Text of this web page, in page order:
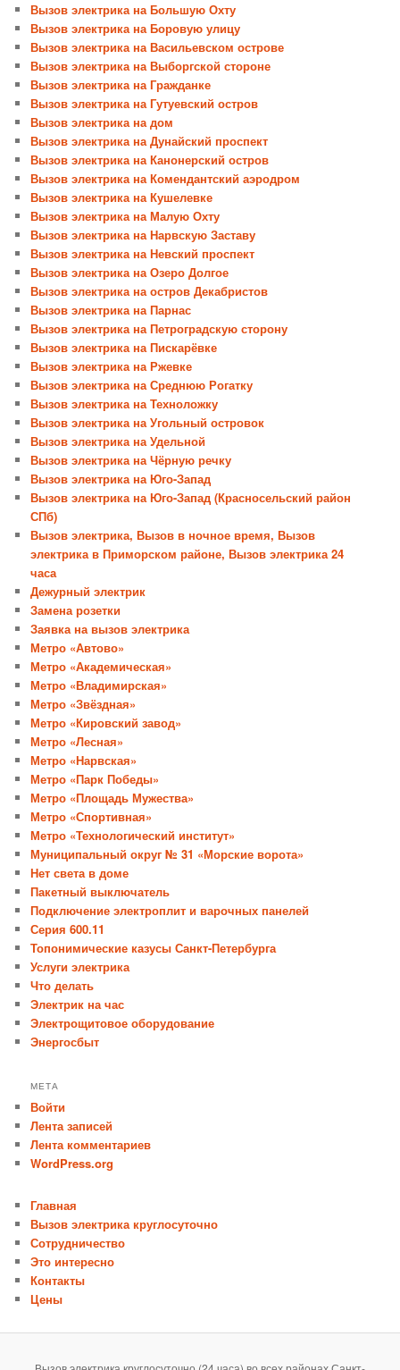
Вызов электрика на Большую Охту
Вызов электрика на Боровую улицу
Вызов электрика на Васильевском острове
Вызов электрика на Выборгской стороне
Вызов электрика на Гражданке
Вызов электрика на Гутуевский остров
Вызов электрика на дом
Вызов электрика на Дунайский проспект
Вызов электрика на Канонерский остров
Вызов электрика на Комендантский аэродром
Вызов электрика на Кушелевке
Вызов электрика на Малую Охту
Вызов электрика на Нарвскую Заставу
Вызов электрика на Невский проспект
Вызов электрика на Озеро Долгое
Вызов электрика на остров Декабристов
Вызов электрика на Парнас
Вызов электрика на Петроградскую сторону
Вызов электрика на Пискарёвке
Вызов электрика на Ржевке
Вызов электрика на Среднюю Рогатку
Вызов электрика на Техноложку
Вызов электрика на Угольный островок
Вызов электрика на Удельной
Вызов электрика на Чёрную речку
Вызов электрика на Юго-Запад
Вызов электрика на Юго-Запад (Красносельский район
СПб)
Вызов электрика, Вызов в ночное время, Вызов
электрика в Приморском районе, Вызов электрика 24
часа
Дежурный электрик
Замена розетки
Заявка на вызов электрика
Метро «Автово»
Метро «Академическая»
Метро «Владимирская»
Метро «Звёздная»
Метро «Кировский завод»
Метро «Лесная»
Метро «Нарвская»
Метро «Парк Победы»
Метро «Площадь Мужества»
Метро «Спортивная»
Метро «Технологический институт»
Муниципальный округ № 31 «Морские ворота»
Нет света в доме
Пакетный выключатель
Подключение электроплит и варочных панелей
Серия 600.11
Топонимические казусы Санкт-Петербурга
Услуги электрика
Что делать
Электрик на час
Электрощитовое оборудование
Энергосбыт
МЕТА
Войти
Лента записей
Лента комментариев
WordPress.org
Главная
Вызов электрика круглосуточно
Сотрудничество
Это интересно
Контакты
Цены